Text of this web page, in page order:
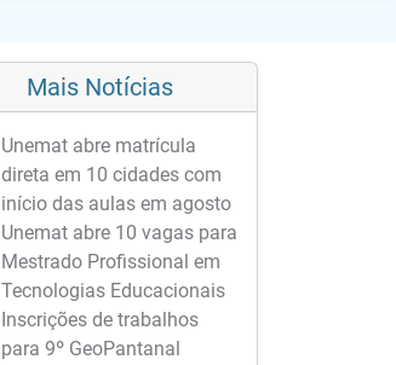
Mais Notícias
Unemat abre matrícula
direta em 10 cidades com
início das aulas em agosto
Unemat abre 10 vagas para
Mestrado Profissional em
Tecnologias Educacionais
Inscrições de trabalhos
para 9º GeoPantanal